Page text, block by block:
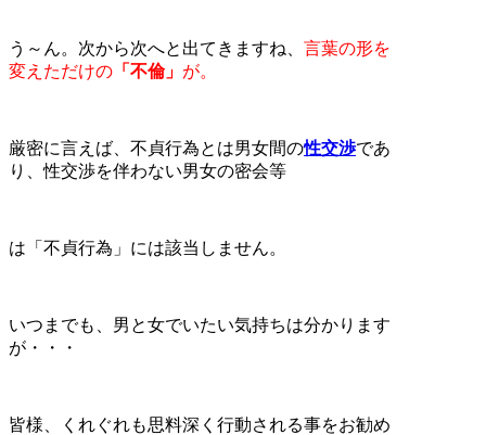
う～ん。次から次へと出てきますね、 言葉の形を
変えただけの 「不倫」 が。
厳密に言えば、不貞行為とは男女間の性交渉であ
り、性交渉を伴わない男女の密会等
は「不貞行為」には該当しません。
いつまでも、男と女でいたい気持ちは分かります
が・・・
皆様、くれぐれも思料深く行動される事をお勧め